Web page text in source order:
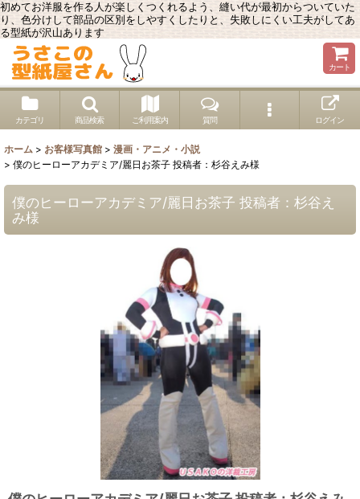
初めてお洋服を作る人が楽しくつくれるよう、縫い代が最初からついていた
り、色分けして部品の区別をしやすくしたりと、失敗しにくい工夫がしてあ
る型紙が沢山あります
カート
カテゴリ 商品検索 ご利用案内 質問 ログイン
ホーム > お客様写真館 > 漫画・アニメ・小説
> 僕のヒーローアカデミア/麗日お茶子 投稿者：杉谷えみ様
僕のヒーローアカデミア/麗日お茶子 投稿者：杉谷え
み様